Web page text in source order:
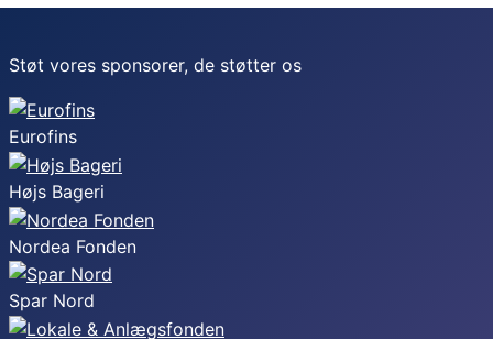
Støt vores sponsorer, de støtter os
Eurofins
Højs Bageri
Nordea Fonden
Spar Nord